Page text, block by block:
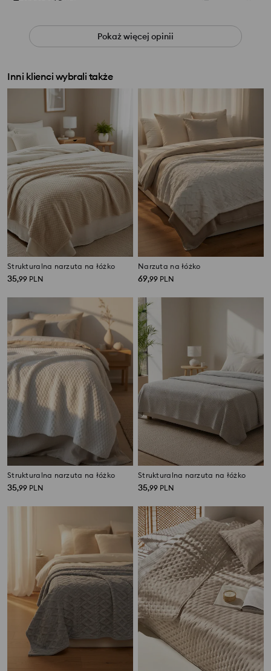
Pokaż więcej opinii
Inni klienci wybrali także
Strukturalna narzuta na łóżko
35,99 PLN
Narzuta na łóżko
69,99 PLN
Strukturalna narzuta na łóżko
35,99 PLN
Strukturalna narzuta na łóżko
35,99 PLN